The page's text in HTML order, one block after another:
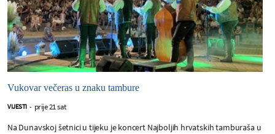
Vukovar večeras u znaku tambure
VIJESTI - prije 21 sat
Na Dunavskoj šetnici u tijeku je koncert Najboljih hrvatskih tamburaša u